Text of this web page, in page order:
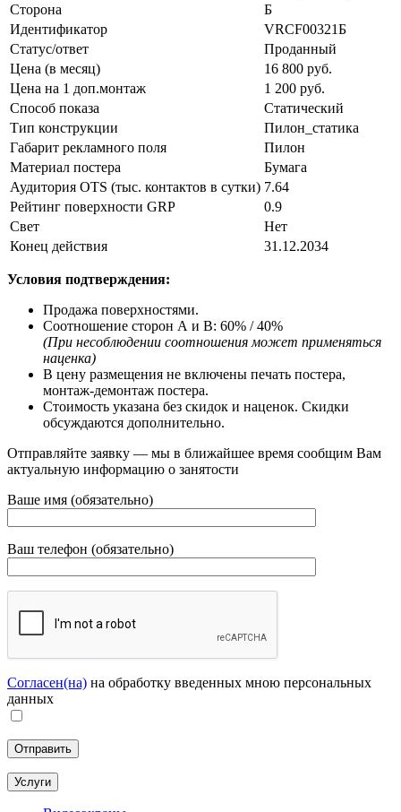
Сторона
Б
Идентификатор
VRCF00321Б
Статус/ответ
Проданный
Цена (в месяц)
16 800 руб.
Цена на 1 доп.монтаж
1 200 руб.
Способ показа
Статический
Тип конструкции
Пилон_статика
Габарит рекламного поля
Пилон
Материал постера
Бумага
Аудитория OTS (тыс. контактов в сутки) 7.64
Рейтинг поверхности GRP
0.9
Свет
Нeт
Конец действия
31.12.2034
Условия подтверждения:
Продажа поверхностями.
Соотношение сторон А и В: 60% / 40%
(При несоблюдении соотношения может применяться
наценка)
В цену размещения не включены печать постера,
монтаж-демонтаж постера.
Стоимость указана без скидок и наценок. Скидки
обсуждаются дополнительно.
Отправляйте заявку — мы в ближайшее время сообщим Вам
актуальную информацию о занятости
Ваше имя (обязательно)
Ваш телефон (обязательно)
Согласен(на) на обработку введенных мною персональных
данных
Услуги